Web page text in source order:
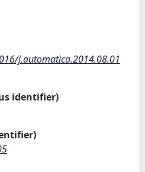
j.automatica.2014.08.01
identifier)